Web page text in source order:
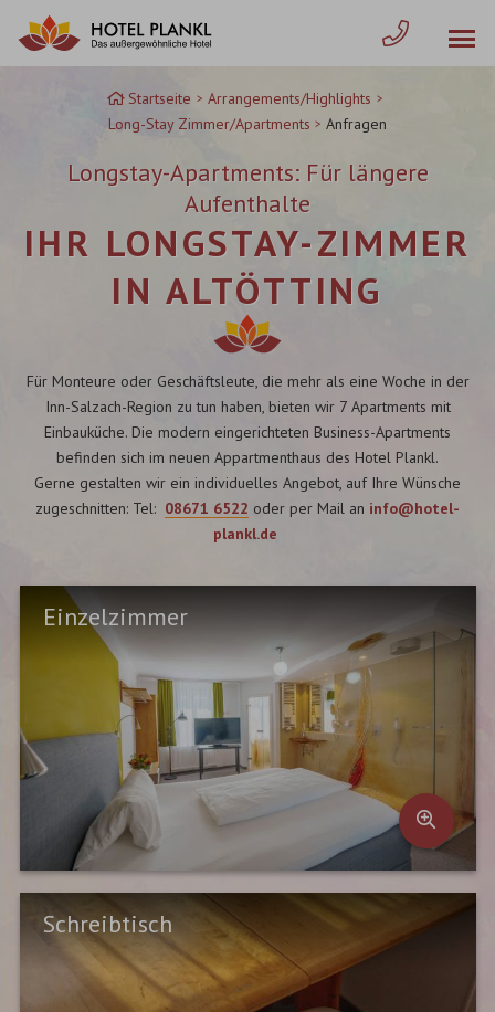
Inhalt
springen
Startseite
Arrangements/Highlights
Long-Stay Zimmer/Apartments
Anfragen
Longstay-Apartments: Für längere
Aufenthalte
IHR LONGSTAY-ZIMMER
IN ALTÖTTING
Für Monteure oder Geschäftsleute, die mehr als eine Woche in der
Inn-Salzach-Region zu tun haben, bieten wir 7 Apartments mit
Einbauküche. Die modern eingerichteten Business-Apartments
befinden sich im neuen Appartmenthaus des Hotel Plankl.
Gerne gestalten wir ein individuelles Angebot, auf Ihre Wünsche
zugeschnitten: Tel: 08671 6522 oder per Mail an info@hotel-
plankl.de
Einzelzimmer
Schreibtisch